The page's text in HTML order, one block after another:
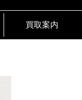
買取案内